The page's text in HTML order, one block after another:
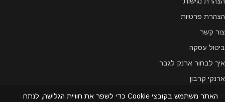
הצהרת פרטיות
צור קשר
ביטול עסקה
איך לבחור ארנק לגבר
ארנקי קרבון
ארנקים במבצע
האתר משתמש בקובצי Cookie כדי לשפר את חוויית הגלישה, לנתח